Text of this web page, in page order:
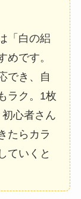
「白の絽
めです。
でき、自
ラク。1枚
心者さん
たらカラ
ていくと